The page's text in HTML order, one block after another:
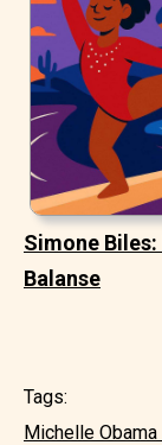
Simone
Balanse
Tags:
Michelle